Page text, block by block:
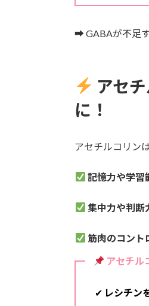
➡ GABAが不足
アセ
に！
アセチルコリンは
記憶力や学習
集中力や判断
筋肉のコント
アセチル
✔ レシチン